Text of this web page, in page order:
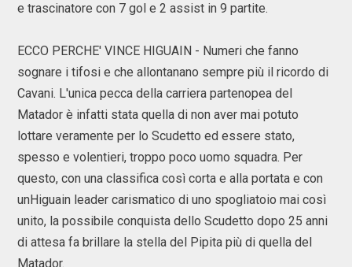
e trascinatore con 7 gol e 2 assist in 9 partite.
ECCO PERCHE' VINCE HIGUAIN - Numeri che fanno
sognare i tifosi e che allontanano sempre più il ricordo di
Cavani. L'unica pecca della carriera partenopea del
Matador è infatti stata quella di non aver mai potuto
lottare veramente per lo Scudetto ed essere stato,
spesso e volentieri, troppo poco uomo squadra. Per
questo, con una classifica così corta e alla portata e con
unHiguain leader carismatico di uno spogliatoio mai così
unito, la possibile conquista dello Scudetto dopo 25 anni
di attesa fa brillare la stella del Pipita più di quella del
Matador.